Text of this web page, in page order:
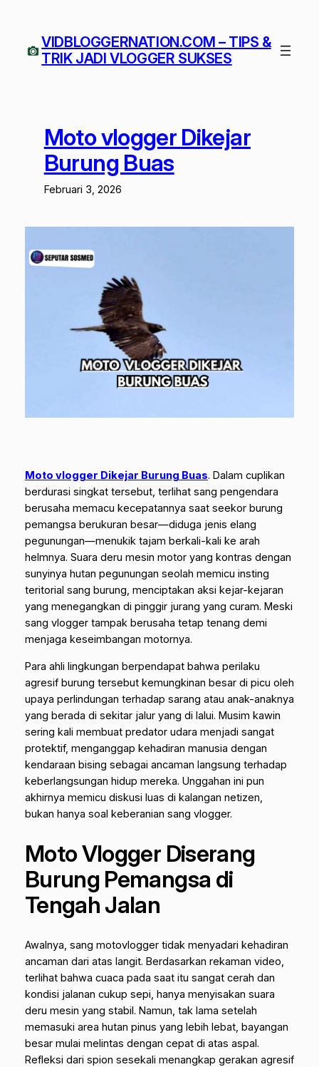
konten VIDBLOGGERNATION.COM – TIPS &
TRIK JADI VLOGGER SUKSES
Moto vlogger Dikejar
Burung Buas
Februari 3, 2026
Moto vlogger Dikejar Burung Buas. Dalam cuplikan
berdurasi singkat tersebut, terlihat sang pengendara
berusaha memacu kecepatannya saat seekor burung
pemangsa berukuran besar—diduga jenis elang
pegunungan—menukik tajam berkali-kali ke arah
helmnya. Suara deru mesin motor yang kontras dengan
sunyinya hutan pegunungan seolah memicu insting
teritorial sang burung, menciptakan aksi kejar-kejaran
yang menegangkan di pinggir jurang yang curam. Meski
sang vloggertampak berusaha tetap tenang demi
menjaga keseimbangan motornya.
Para ahli lingkungan berpendapat bahwa perilaku
agresif burung tersebut kemungkinan besar di picu oleh
upaya perlindungan terhadap sarang atau anak-anaknya
yang berada di sekitar jalur yang di lalui. Musim kawin
sering kali membuat predator udara menjadi sangat
protektif, menganggap kehadiran manusia dengan
kendaraan bising sebagai ancaman langsung terhadap
keberlangsungan hidup mereka. Unggahan ini pun
akhirnya memicu diskusi luas di kalangan netizen,
bukan hanya soal keberanian sang vlogger.
Moto Vlogger Diserang
Burung Pemangsa di
Tengah Jalan
Awalnya, sang motovloggertidak menyadari kehadiran
ancaman dari atas langit. Berdasarkan rekaman video,
terlihat bahwa cuaca pada saat itu sangat cerah dan
kondisi jalanan cukup sepi, hanya menyisakan suara
deru mesin yang stabil. Namun, tak lama setelah
memasuki area hutan pinus yang lebih lebat, bayangan
besar mulai melintas dengan cepat di atas aspal.
Refleksi dari spion sesekali menangkap gerakan agresif